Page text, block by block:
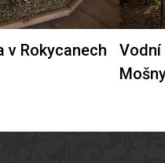
v Rokycanech
Vodní